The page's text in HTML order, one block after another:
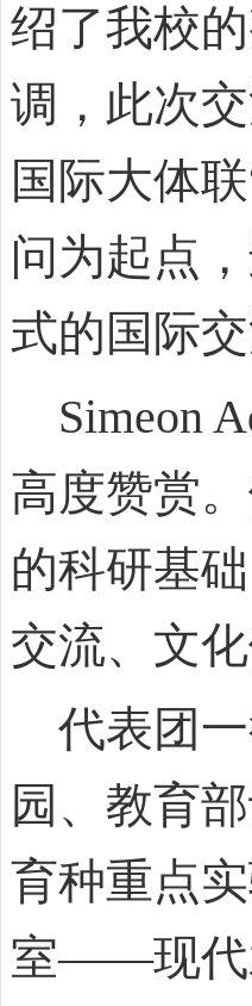
绍了我校
调，此次
国际大体
问为起点
式的国际交
Simeon
高度赞赏
的科研基
交流、文
代表团一
园、教育
育种重点
室——现代